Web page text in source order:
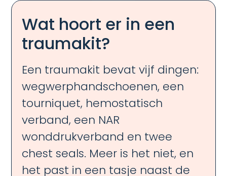
Wat hoort er in een
traumakit?
Een traumakit bevat vijf dingen:
wegwerphandschoenen, een
tourniquet, hemostatisch
verband, een NAR
wonddrukverband en twee
chest seals. Meer is het niet, en
het past in een tasje naast de